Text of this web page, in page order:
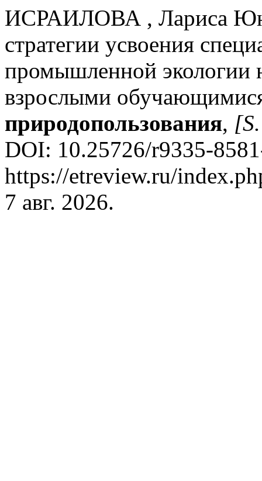
ИСРАИЛОВА , Лариса
стратегии усвоения
промышленной экологии
взрослыми
природопользования,
DOI: 10.25726/r9335-
https://etreview.ru/
7 авг. 2026.